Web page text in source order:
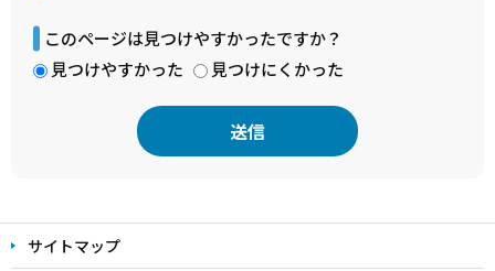
このページは見つけやすかったですか？
見つけやすかった
見つけにくかった
文
こ サイトマップ